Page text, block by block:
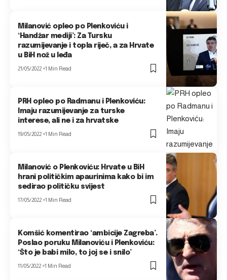
Milanović opleo po Plenkoviću i
‘Handžar mediji’: Za Tursku
razumijevanje i topla riječ, a za Hrvate
u BiH nož u leđa
21/05/2022 1 Min Read
PRH opleo po Radmanu i Plenkoviću:
Imaju razumijevanje za turske
interese, ali ne i za hrvatske
19/05/2022 1 Min Read
Milanović o Plenkoviću: Hrvate u BiH
hrani političkim apaurinima kako bi im
sedirao političku svijest
17/05/2022 1 Min Read
Komšić komentirao ‘ambicije Zagreba’.
Poslao poruku Milanoviću i Plenkoviću:
‘Što je babi milo, to joj se i snilo’
11/05/2022 1 Min Read